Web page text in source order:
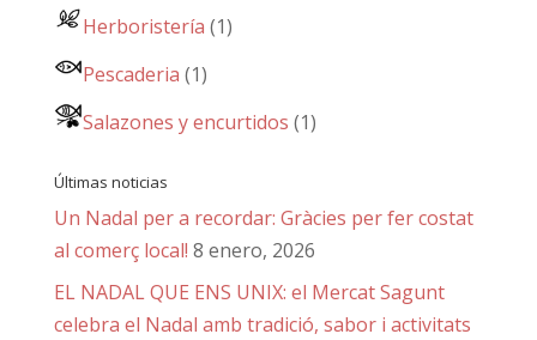
Herboristería (1)
Pescaderia (1)
Salazones y encurtidos (1)
Últimas noticias
Un Nadal per a recordar: Gràcies per fer costat
al comerç local! 8 enero, 2026
EL NADAL QUE ENS UNIX: el Mercat Sagunt
celebra el Nadal amb tradició, sabor i activitats